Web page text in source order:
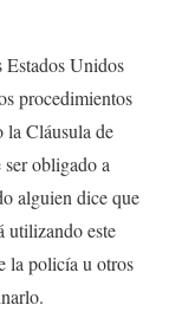
Unidos
procedimientos
la Cláusula de
obligado a
alguien dice que
utilizando este
la policía u otros